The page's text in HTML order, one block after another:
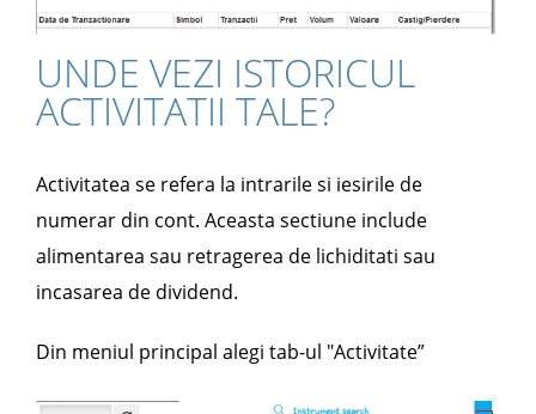
UNDE VEZI ISTORICUL
ACTIVITATII TALE?
Activitatea se refera la intrarile si iesirile de
numerar din cont. Aceasta sectiune include
alimentarea sau retragerea de lichiditati sau
incasarea de dividend.
Din meniul principal alegi tab-ul "Activitate”